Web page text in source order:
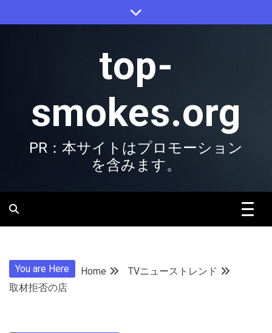
to
top-
smokes.org
PR：本サイトはプロモーション
を含みます。
You are Here Home
TVニューストレンド
取材拒否の店